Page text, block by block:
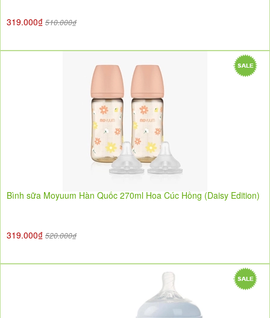
319.000₫ 510.000₫
Bình sữa Moyuum Hàn Quốc 270ml Hoa Cúc Hồng (Daisy Edition)
319.000₫ 520.000₫